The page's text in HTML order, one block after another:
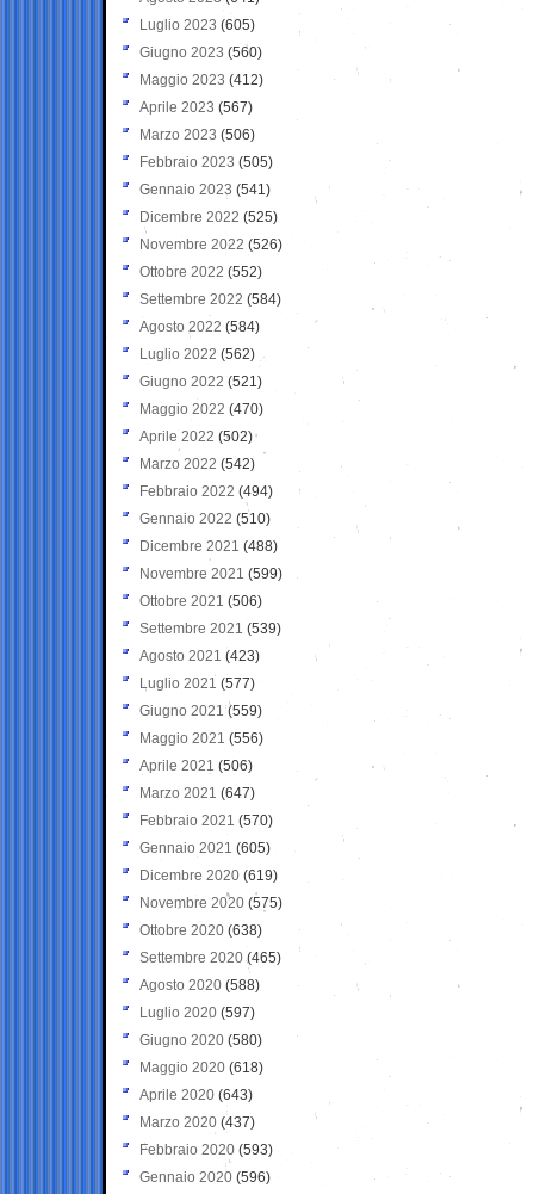
Luglio 2023 (605)
Giugno 2023 (560)
Maggio 2023 (412)
Aprile 2023 (567)
Marzo 2023 (506)
Febbraio 2023 (505)
Gennaio 2023 (541)
Dicembre 2022 (525)
Novembre 2022 (526)
Ottobre 2022 (552)
Settembre 2022 (584)
Agosto 2022 (584)
Luglio 2022 (562)
Giugno 2022 (521)
Maggio 2022 (470)
Aprile 2022 (502)
Marzo 2022 (542)
Febbraio 2022 (494)
Gennaio 2022 (510)
Dicembre 2021 (488)
Novembre 2021 (599)
Ottobre 2021 (506)
Settembre 2021 (539)
Agosto 2021 (423)
Luglio 2021 (577)
Giugno 2021(559)
Maggio 2021 (556)
Aprile 2021 (506)
Marzo 2021 (647)
Febbraio 2021 (570)
Gennaio 2021 (605)
Dicembre 2020 (619)
Novembre 2020 (575)
Ottobre 2020 (638)
Settembre 2020(465)
Agosto 2020 (588)
Luglio 2020 (597)
Giugno 2020 (580)
Maggio 2020 (618)
Aprile 2020 (643)
Marzo 2020 (437)
Febbraio 2020 (593)
Gennaio 2020 (596)